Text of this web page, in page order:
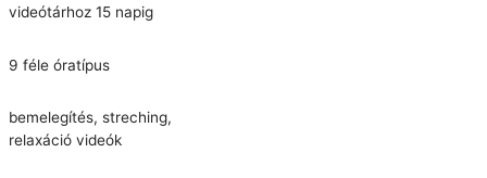
videótárhoz 15 napig
9 féle óratípus
bemelegítés, streching,
relaxáció videók